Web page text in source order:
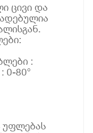
ცივი და
:
0-80°
უფლებას